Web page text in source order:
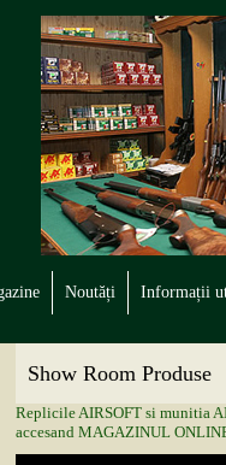
Noutăți Informații
Show Room Produse
Replicile AIRSOFT si munitia
accesand MAGAZINUL